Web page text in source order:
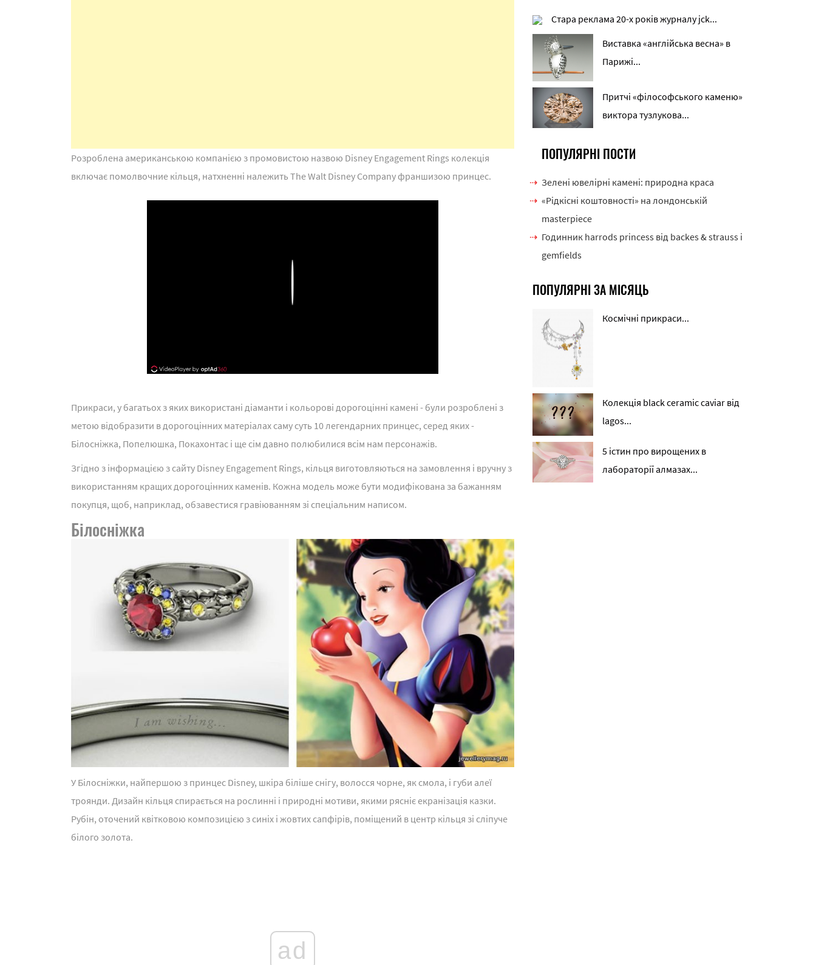
Розроблена американською компанією з промовистою назвою Disney Engagement Rings колекція
включає помолвочние кільця, натхненні належить The Walt Disney Company франшизою принцес.
Прикраси, у багатьох з яких використані діаманти і кольорові дорогоцінні камені - були розроблені з
метою відобразити в дорогоцінних матеріалах саму суть 10 легендарних принцес, серед яких -
Білосніжка, Попелюшка, Покахонтас і ще сім давно полюбилися всім нам персонажів.
Згідно з інформацією з сайту Disney Engagement Rings, кільця виготовляються на замовлення і вручну з
використанням кращих дорогоцінних каменів. Кожна модель може бути модифікована за бажанням
покупця, щоб, наприклад, обзавестися гравіюванням зі спеціальним написом.
Білосніжка
У Білосніжки, найпершою з принцес Disney, шкіра біліше снігу, волосся чорне, як смола, і губи алеї
троянди. Дизайн кільця спирається на рослинні і природні мотиви, якими рясніє екранізація казки.
Рубін, оточений квітковою композицією з синіх і жовтих сапфірів, поміщений в центр кільця зі сліпуче
білого золота.
ad
Стара реклама 20-х років журналу jck...
Виставка «англійська весна» в
Парижі...
Притчі «філософського каменю»
виктора тузлукова...
ПОПУЛЯРНІ ПОСТИ
Зелені ювелірні камені: природна краса
«Рідкісні коштовності» на лондонській
masterpiece
Годинник harrods princess від backes & strauss і
gemfields
ПОПУЛЯРНІ ЗА МІСЯЦЬ
Космічні прикраси...
Колекція black ceramic caviar від
lagos...
5 істин про вирощених в
лабораторії алмазах...